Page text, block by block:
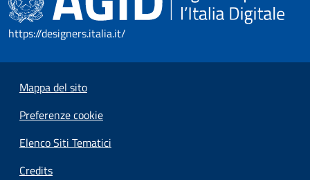
https://designers.italia.it/
Mappa del sito
Preferenze cookie
Elenco Siti Tematici
Credits